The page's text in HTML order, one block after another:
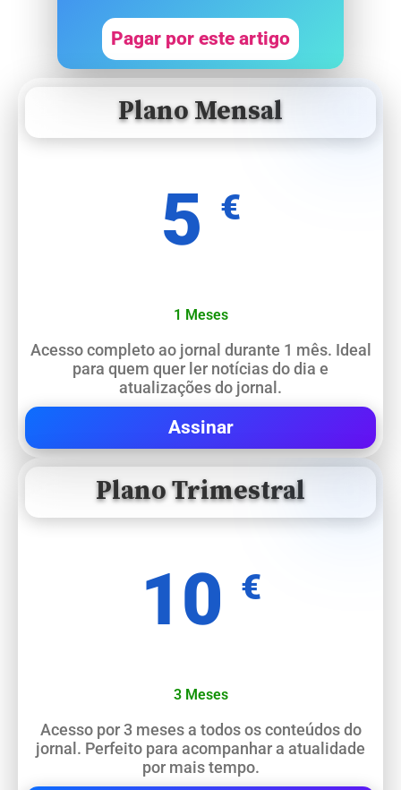
Pagar por este artigo
Plano Mensal
5 €
1 Meses
Acesso completo ao jornal durante 1 mês. Ideal
para quem quer ler notícias do dia e
atualizações do jornal.
Assinar
Plano Trimestral
10 €
3 Meses
Acesso por 3 meses a todos os conteúdos do
jornal. Perfeito para acompanhar a atualidade
por mais tempo.